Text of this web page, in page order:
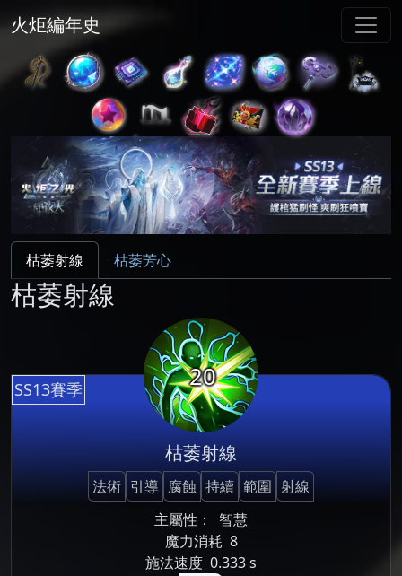
火炬編年史
枯萎射線 枯萎芳心
枯萎射線
SS13賽季 20
枯萎射線
法術 引導 腐蝕 持續 範圍 射線
主屬性：
智慧
魔力消耗 8
施法速度 0.333 s